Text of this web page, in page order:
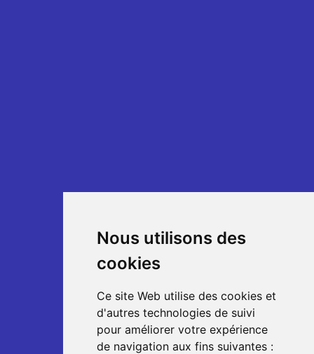
Nous utilisons des
cookies
Ce site Web utilise des cookies et
d'autres technologies de suivi
pour améliorer votre expérience
de navigation aux fins suivantes :